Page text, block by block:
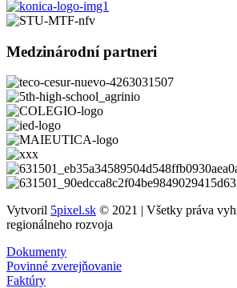
Medzinárodní partneri
Vytvoril 5pixel.sk © 2021 | Všetky práva
regionálneho rozvoja
Dokumenty
Povinné zverejňovanie
Faktúry